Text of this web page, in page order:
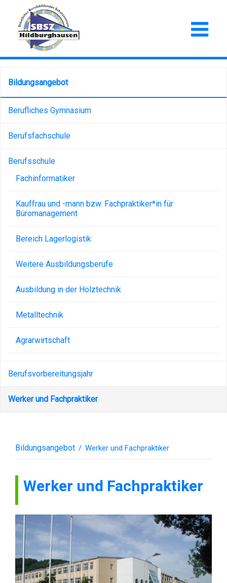
Bildungsangebot
Berufliches Gymnasium
Berufsfachschule
Berufsschule
Fachinformatiker
Kauffrau und -mann bzw. Fachpraktiker*in für
Büromanagement
Bereich Lagerlogistik
Weitere Ausbildungsberufe
Ausbildung in der Holztechnik
Metalltechnik
Agrarwirtschaft
Berufsvorbereitungsjahr
Werker und Fachpraktiker
Bildungsangebot / Werker und Fachpraktiker
Werker und Fachpraktiker